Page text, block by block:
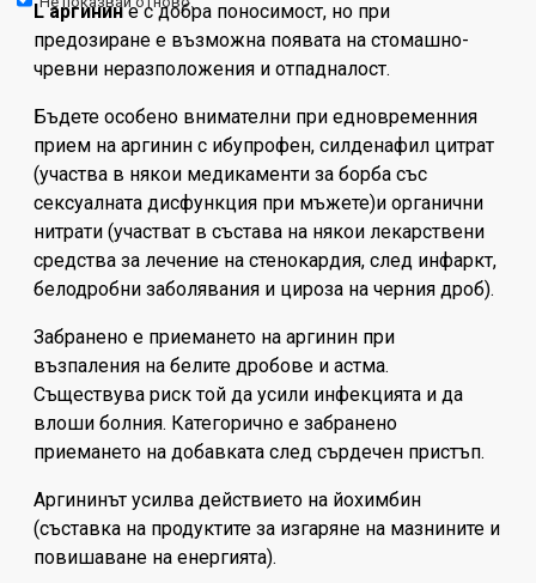
L аргинине с добра поносимост, но при
предозиране е възможна появата на стомашно-
чревни неразположения и отпадналост.
Бъдете особено внимателни при едновременния
прием на аргинин с ибупрофен, силденафил цитрат
(участва в някои медикаменти за борба със
сексуалната дисфункция при мъжете)и органични
нитрати (участват в състава на някои лекарствени
средства за лечение на стенокардия, след инфаркт,
белодробни заболявания и цироза на черния дроб).
Забранено е приемането на аргинин при
възпаления на белите дробове и астма.
Съществува риск той да усили инфекцията и да
влоши болния. Категорично е забранено
приемането на добавката след сърдечен пристъп.
Аргининът усилва действието на йохимбин
(съставка на продуктите за изгаряне на мазнините и
повишаване на енергията).